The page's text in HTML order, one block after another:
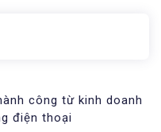
công từ kinh doanh
điện thoại